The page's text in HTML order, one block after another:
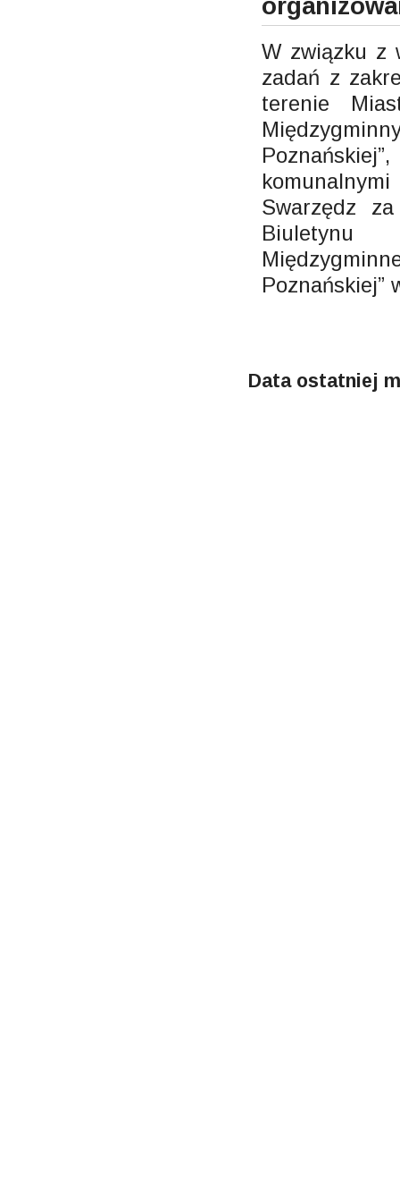
W związku z
zadań z
terenie
Swarzędz
Poznańskiej”
Data ostatniej